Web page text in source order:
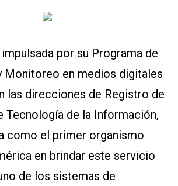
por su Programa de
Monitoreo en medios digitales
las direcciones de Registro de
Tecnología de la Información,
como el primer organismo
en brindar este servicio
de los sistemas de